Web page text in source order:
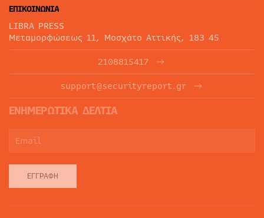
ΕΠΙΚΟΙΝΩΝΙΑ
LIBRA PRESS
Μεταμορφώσεως 11, Μοσχάτο Αττικής, 183 45
2108815417
support@securityreport.gr
ΕΝΗΜΕΡΩΤΙΚΑ ΔΕΛΤΙΑ
ΕΓΓΡΑΦΉ